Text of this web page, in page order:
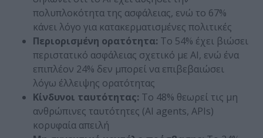
πολυπλοκότητα της ασφάλειας, ενώ το 67%
κάνει λόγο για κατακερματισμένες πολιτικές
Περιορισμένη ορατότητα: Το 54% έχει βιώσει
περιστατικό ασφάλειας σχετικό με AI, ενώ ένα
επιπλέον 24% δεν μπορεί να επιβεβαιώσει
λόγω έλλειψης ορατότητας
Κίνδυνοι ταυτότητας: Το 48% θεωρεί τις μη
ανθρώπινες ταυτότητες (AI agents, APIs)
κορυφαία απειλή